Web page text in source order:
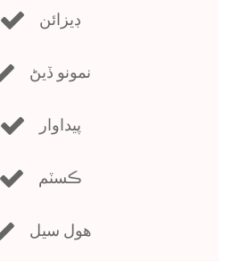
ڊيزائن
نمونو ڏيڻ
پيداوار
ڪسٽم
هول سيل